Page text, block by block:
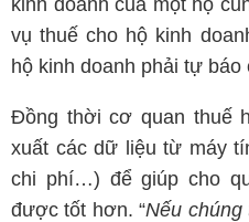
vụ thuế cho hộ kinh
hộ kinh doanh phải tự báo
Đồng thời cơ quan thuế
xuất các dữ liệu từ máy
chi phí…) để giúp cho
được tốt hơn. “Nếu